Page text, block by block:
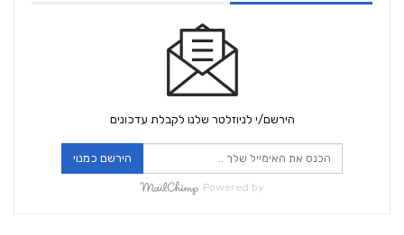
הירשם/י לניוזלטר שלנו לקבלת עדכונים
הירשם כמנוי
Powered by